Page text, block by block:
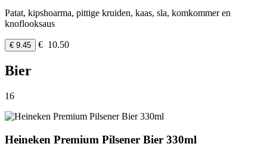
Patat, kipshoarma, pittige kruiden, kaas, sla, komkommer en
knoflooksaus
€ 9.45 € 10.50
Bier
16
Heineken Premium Pilsener Bier 330ml